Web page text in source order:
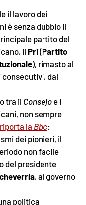
il lavoro dei
è senza dubbio il
partito del
il Pri (Partito
), rimasto al
consecutivi, dal
tra il Consejo e i
non sempre
la Bbc:
dei pionieri, il
non facile
del presidente
, al governo
politica